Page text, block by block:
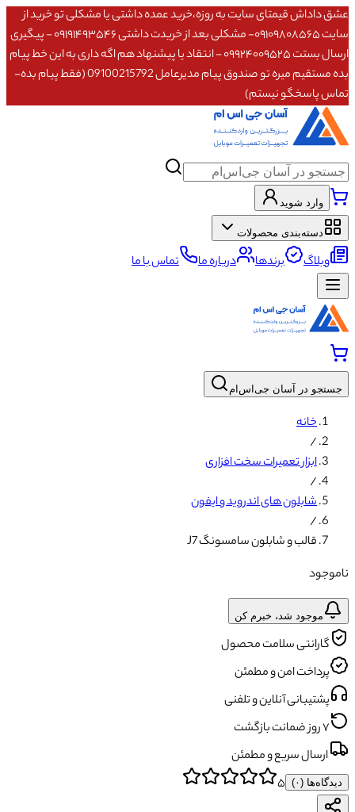
عشق داداش قیمتای سایت به روزه،خرید عمده داشتی یا مشکلی تو خرید از
سایت ۰۹۱۰۹۸۰۸۵۶۵- مشکلی بعد از خریدت داشتی ۰۹۱۹۱۴۹۳۵۴۶ - پیگیری
ارسال بستت ۰۹۹۲۴۰۰۹۵۲۵ - انتقاد یا پیشنهاد هم اگه داری به این خط پیام
بده مستقیم میره تو صندوق پیام مدیرعامل 09100215792 (فقط پیام بده-
تماس پاسخگو نیستم)
وارد شوید
دسته‌بندی محصولات
وبلاگ برندها درباره ما تماس با ما
جستجو در آسان جی‌اس‌ام
خانه
/
ابزار تعمیرات سخت افزاری
/
شابلون های اندروید و ایفون
/
قالب و شابلون سامسونگ J7
ناموجود
موجود شد، خبرم کن
گارانتی سلامت محصول
پرداخت امن و مطمئن
پشتیبانی آنلاین و تلفنی
۷ روز ضمانت بازگشت
ارسال سریع و مطمئن
دیدگاه‌ها (۰) ۵